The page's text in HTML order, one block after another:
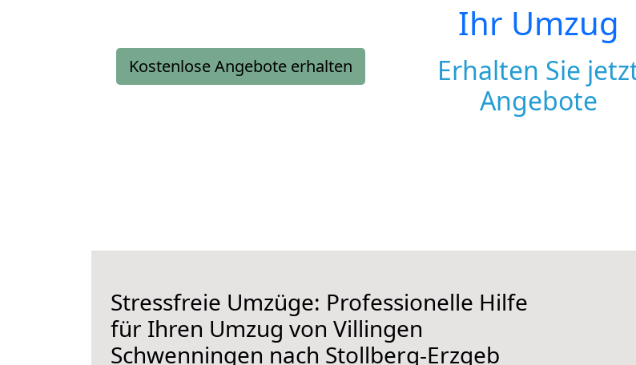
Kostenlose Angebote erhalten
Ihr Umzug
Erhalten Sie
Angebote
Stressfreie Umzüge: Professionelle Hilfe
für Ihren Umzug von Villingen
Schwenningen nach Stollberg-Erzgeb